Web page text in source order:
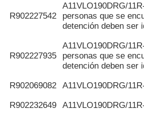
R902227542
A11VLO190DRG/
personas que se
detención deben ser
R902227935
A11VLO190DRG/
personas que se
detención deben ser
R902069082 A11VLO190DRG/
R902232649 A11VLO190DRG/